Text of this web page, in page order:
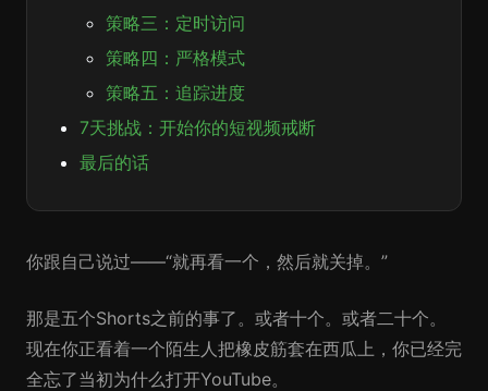
策略三：定时访问
策略四：严格模式
策略五：追踪进度
7天挑战：开始你的短视频戒断
最后的话
你跟自己说过——“就再看一个，然后就关掉。”
那是五个Shorts之前的事了。或者十个。或者二十个。
现在你正看着一个陌生人把橡皮筋套在西瓜上，你已经完
全忘了当初为什么打开YouTube。